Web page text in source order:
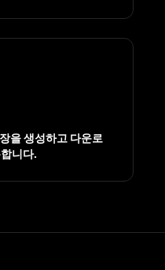
을 생성하고 다운로
니다.